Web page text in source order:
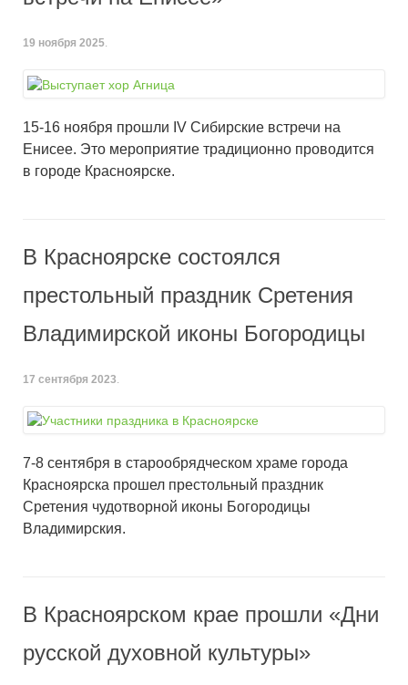
19 ноября 2025.
15-16 ноября прошли IV Сибирские встречи на
Енисее. Это мероприятие традиционно проводится
в городе Красноярске.
В Красноярске состоялся
престольный праздник Сретения
Владимирской иконы Богородицы
17 сентября 2023
7-8 сентября в старообрядческом храме города
Красноярска прошел престольный праздник
Сретения чудотворной иконы Богородицы
Владимирския.
В Красноярском крае прошли «Дни
русской духовной культуры»